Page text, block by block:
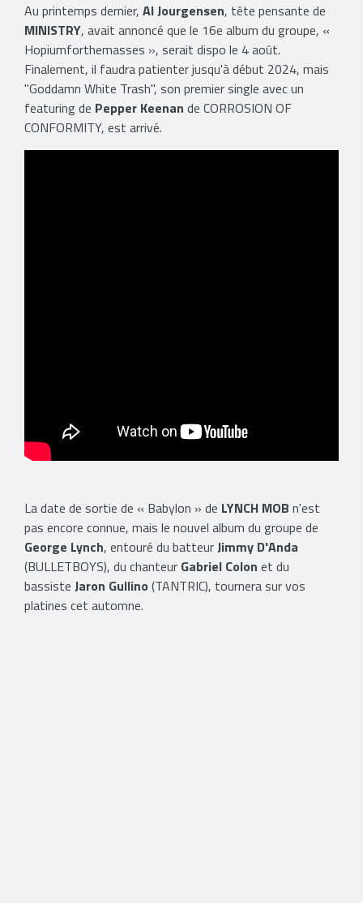
Au printemps dernier, Al Jourgensen, tête pensante de
MINISTRY, avait annoncé que le 16e album du groupe, «
Hopiumforthemasses », serait dispo le 4 août.
Finalement, il faudra patienter jusqu'à début 2024, mais
"Goddamn White Trash", son premier single avec un
featuring de Pepper Keenan de CORROSION OF
CONFORMITY, est arrivé.
La date de sortie de « Babylon » de LYNCH MOB n'est
pas encore connue, mais le nouvel album du groupe de
George Lynch, entouré du batteurJimmy D'Anda
(BULLETBOYS), du chanteur Gabriel Colon et du
bassiste Jaron Gullino (TANTRIC), tournera sur vos
platines cet automne.